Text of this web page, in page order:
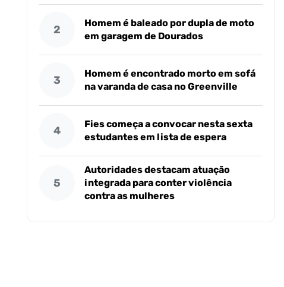
2
Homem é baleado por dupla de moto
em garagem de Dourados
3
Homem é encontrado morto em sofá
na varanda de casa no Greenville
4
Fies começa a convocar nesta sexta
estudantes em lista de espera
5
Autoridades destacam atuação
integrada para conter violência
contra as mulheres